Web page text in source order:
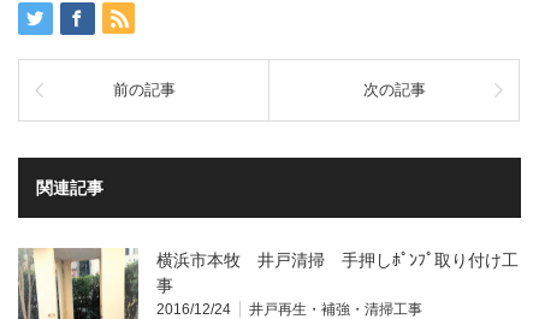
ド
ウ
で
開
さ
い
(新
し
ウ
ィ
ン
で
前の記事 次の記事
関連記事
横浜市本牧 井戸清掃 手押しﾎﾟﾝﾌﾟ取り付け工
事
2016/12/24 井戸再生・補強・清掃工事